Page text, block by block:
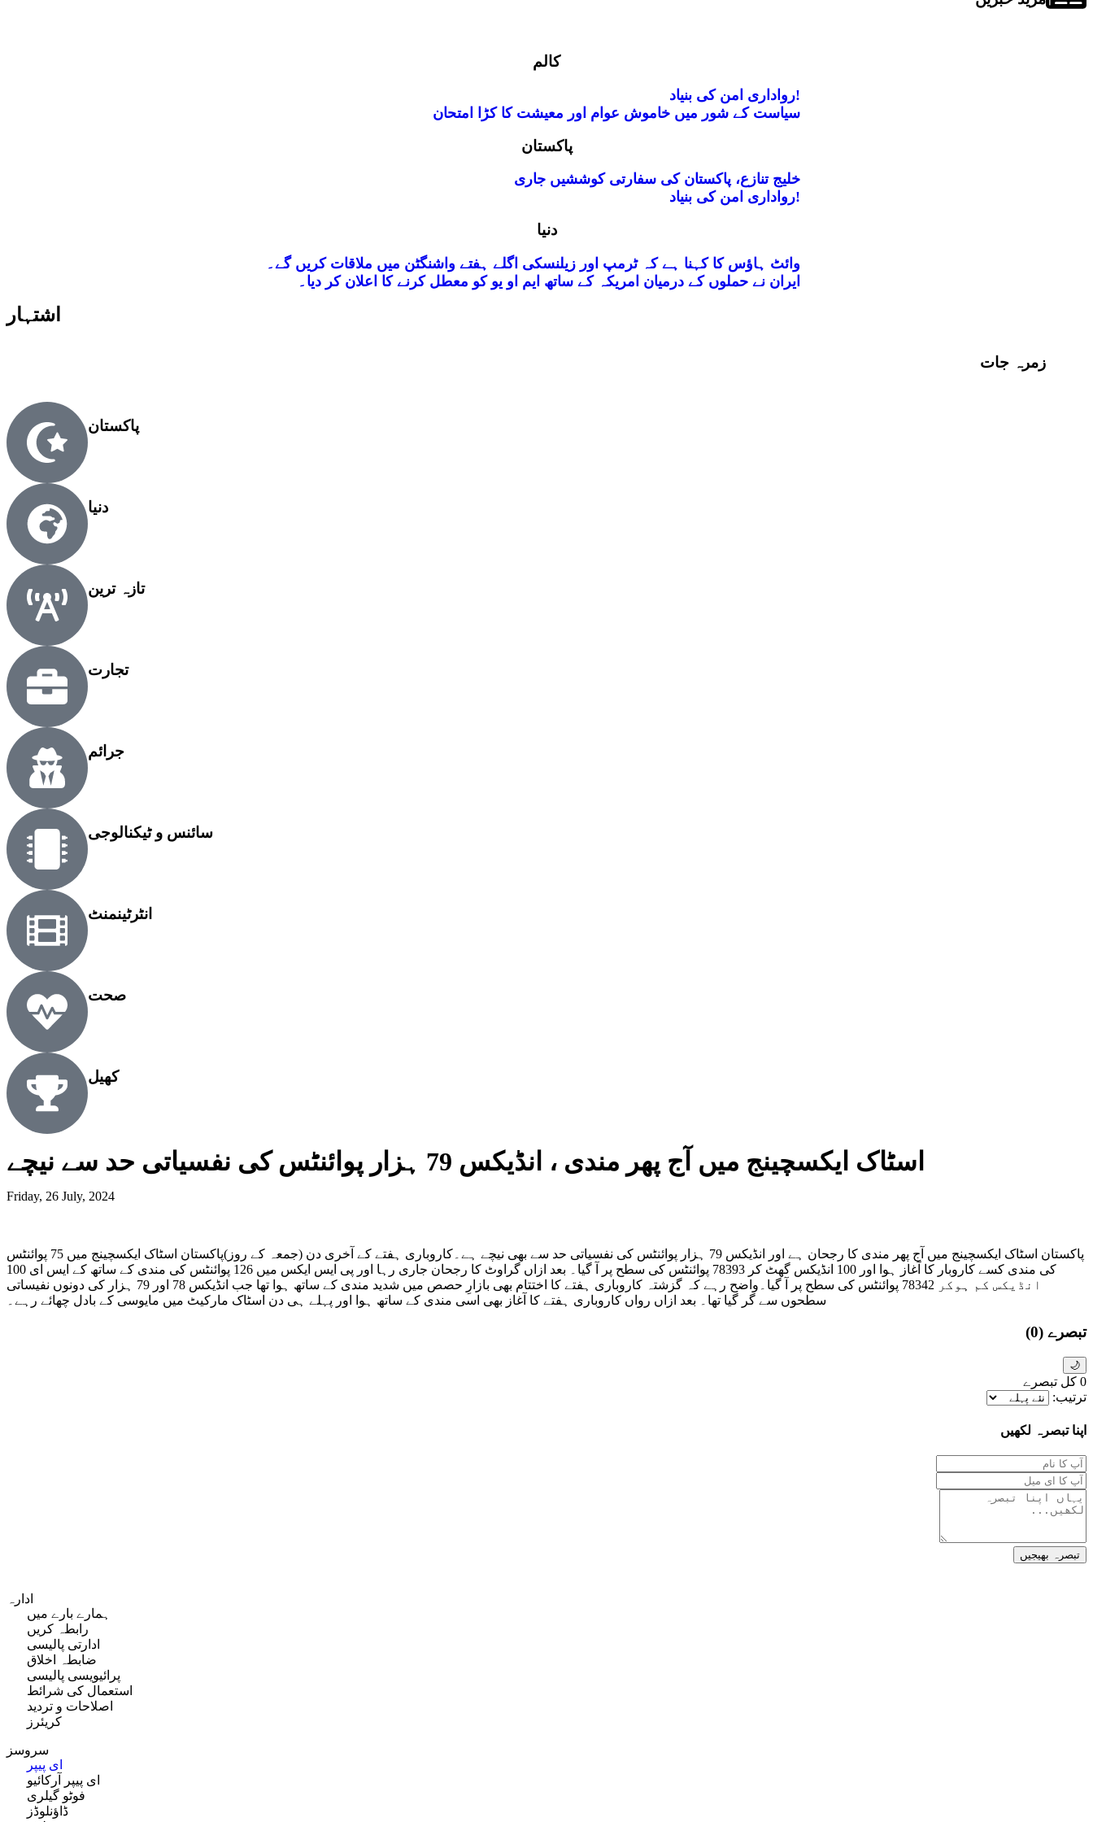
کالم
رواداری امن کی بنیاد!
سیاست کے شور میں خاموش عوام اور معیشت کا کڑا امتحان
پاکستان
خلیج تنازع، پاکستان کی سفارتی کوششیں جاری
رواداری امن کی بنیاد!
دنیا
وائٹ ہاؤس کا کہنا ہے کہ ٹرمپ اور زیلنسکی اگلے ہفتے واشنگٹن میں ملاقات کریں گے۔
ایران نے حملوں کے درمیان امریکہ کے ساتھ ایم او یو کو معطل کرنے کا اعلان کر دیا۔
اشتہار
زمرہ جات
پاکستان
دنیا
تازہ ترین
تجارت
جرائم
سائنس و ٹیکنالوجی
انٹرٹینمنٹ
صحت
کھیل
اسٹاک ایکسچینج میں آج پھر مندی ، انڈیکس 79 ہزار پوائنٹس کی نفسیاتی حد سے نیچے
Friday, 26 July, 2024
پاکستان اسٹاک ایکسچینج میں آج پھر مندی کا رجحان ہے اور انڈیکس 79 ہزار پوائنٹس کی نفسیاتی حد سے بھی نیچے ہے۔کاروباری ہفتے کے آخری دن (جمعہ کے روز)پاکستان اسٹاک ایکسچینج میں 75 پوائنٹس
کی مندی کسے کاروبار کا آغاز ہوا اور 100 انڈیکس گھٹ کر 78393 پوائنٹس کی سطح پر آ گیا۔ بعد ازاں گراوٹ کا رجحان جاری رہا اور پی ایس ایکس میں 126 پوائنٹس کی مندی کے ساتھ کے ایس ای 100
انڈیکس کم ہوکر 78342 پوائنٹس کی سطح پر آ گیا۔واضح رہے کہ گزشتہ کاروباری ہفتے کا اختتام بھی بازارِ حصص میں شدید مندی کے ساتھ ہوا تھا جب انڈیکس 78 اور 79 ہزار کی دونوں نفیساتی
سطحوں سے گر گیا تھا۔ بعد ازاں رواں کاروباری ہفتے کا آغاز بھی اسی مندی کے ساتھ ہوا اور پہلے ہی دن اسٹاک مارکیٹ میں مایوسی کے بادل چھائے رہے۔
تبصرے (0)
🌙
0 کل تبصرے
ترتیب:
اپنا تبصرہ لکھیں
تبصرہ بھیجیں
ادارہ
ہمارے بارے میں
رابطہ کریں
ادارتی پالیسی
ضابطہ اخلاق
پرائیویسی پالیسی
استعمال کی شرائط
اصلاحات و تردید
کریئرز
سروسز
ای پیپر
ای پیپر آرکائیو
فوٹو گیلری
ڈاؤنلوڈز